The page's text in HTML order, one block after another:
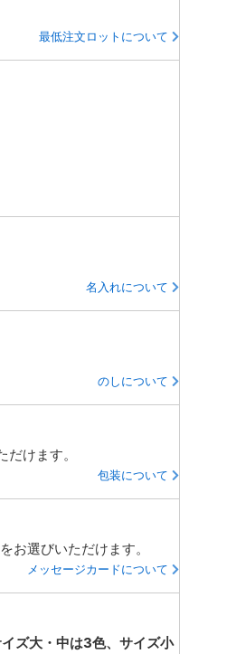
最低注文ロットについて
名入れについて
のしについて
けます。
包装について
お選びいただけます。
メッセージカードについて
ズ大・中は3色、サイズ小